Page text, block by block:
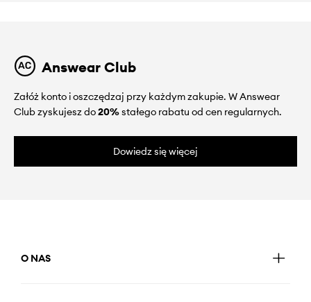
Answear Club
Załóż konto i oszczędzaj przy każdym zakupie. W Answear
Club zyskujesz do20%stałego rabatu od cen regularnych.
Dowiedz się więcej
O NAS